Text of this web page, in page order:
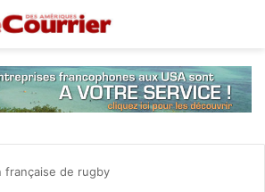
française de rugby